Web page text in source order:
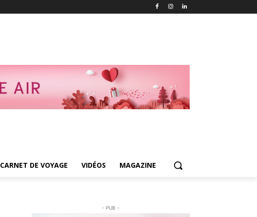
CARNET DE VOYAGE VIDÉOS MAGAZINE
- PUB -